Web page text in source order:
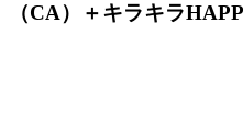
（CA）＋キラキラ